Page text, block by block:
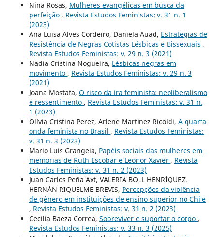
Nina Rosas, Mulheres evangélicas em busca da
perfeição , Revista Estudos Feministas: v. 31 n. 1
(2023)
Ana Luisa Alves Cordeiro, Daniela Auad, Estratégias de
Resistência de Negras Cotistas Lésbicas e Bissexuais ,
Revista Estudos Feministas: v. 29 n. 3 (2021)
Nadia Cristina Nogueira, Lésbicas negras em
movimento , Revista Estudos Feministas: v. 29 n. 3
(2021)
Joana Mostafa, O risco da ira feminista: neoliberalismo
e ressentimento , Revista Estudos Feministas: v. 31 n.
1 (2023)
Olívia Cristina Perez, Arlene Martinez Ricoldi, A quarta
onda feminista no Brasil , Revista Estudos Feministas:
v. 31 n. 3 (2023)
Mario Luis Grangeia, Papéis sociais das mulheres em
memórias de Ruth Escobar e Leonor Xavier , Revista
Estudos Feministas: v. 31 n. 2 (2023)
Juan Carlos Peña Axt, VALERIA BOLL HENRÍQUEZ,
HERNÁN RIQUELME BREVIS, Percepções da violência
de gênero em instituições de ensino superior no Chile
, Revista Estudos Feministas: v. 31 n. 2 (2023)
Cecilia Baeza Correa, Sobreviver e suportar o corpo ,
Revista Estudos Feministas: v. 33 n. 3 (2025)